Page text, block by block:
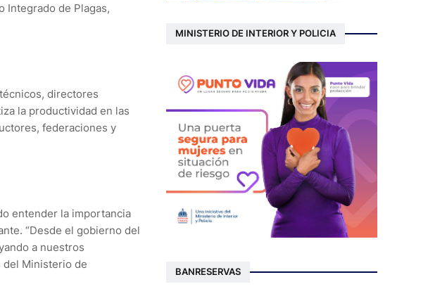
Integrado de Plagas,
directores
la productividad en las
federaciones y
entender la importancia
“Desde el gobierno del
a nuestros
del Ministerio de
MINISTERIO DE INTERIOR Y POLICIA
BANRESERVAS